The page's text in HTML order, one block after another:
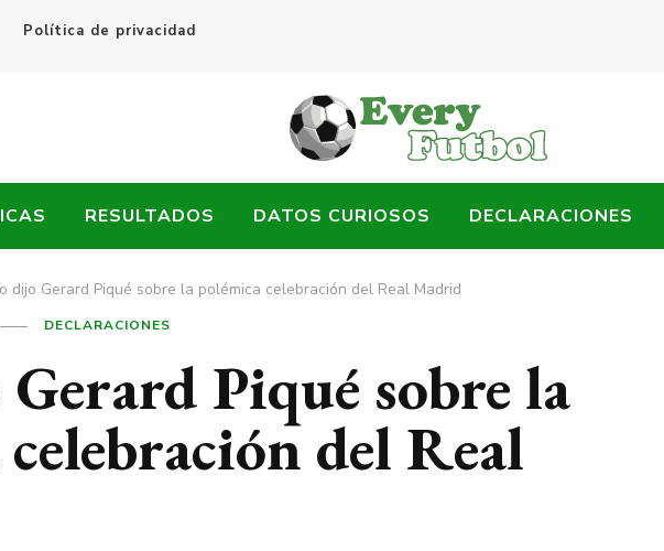
Política de privacidad
RESULTADOS DATOS CURIOSOS DECLARACIONES
dijo Gerard Piqué sobre la polémica celebración del Real Madrid
DECLARACIONES
Piqué sobre la
del Real